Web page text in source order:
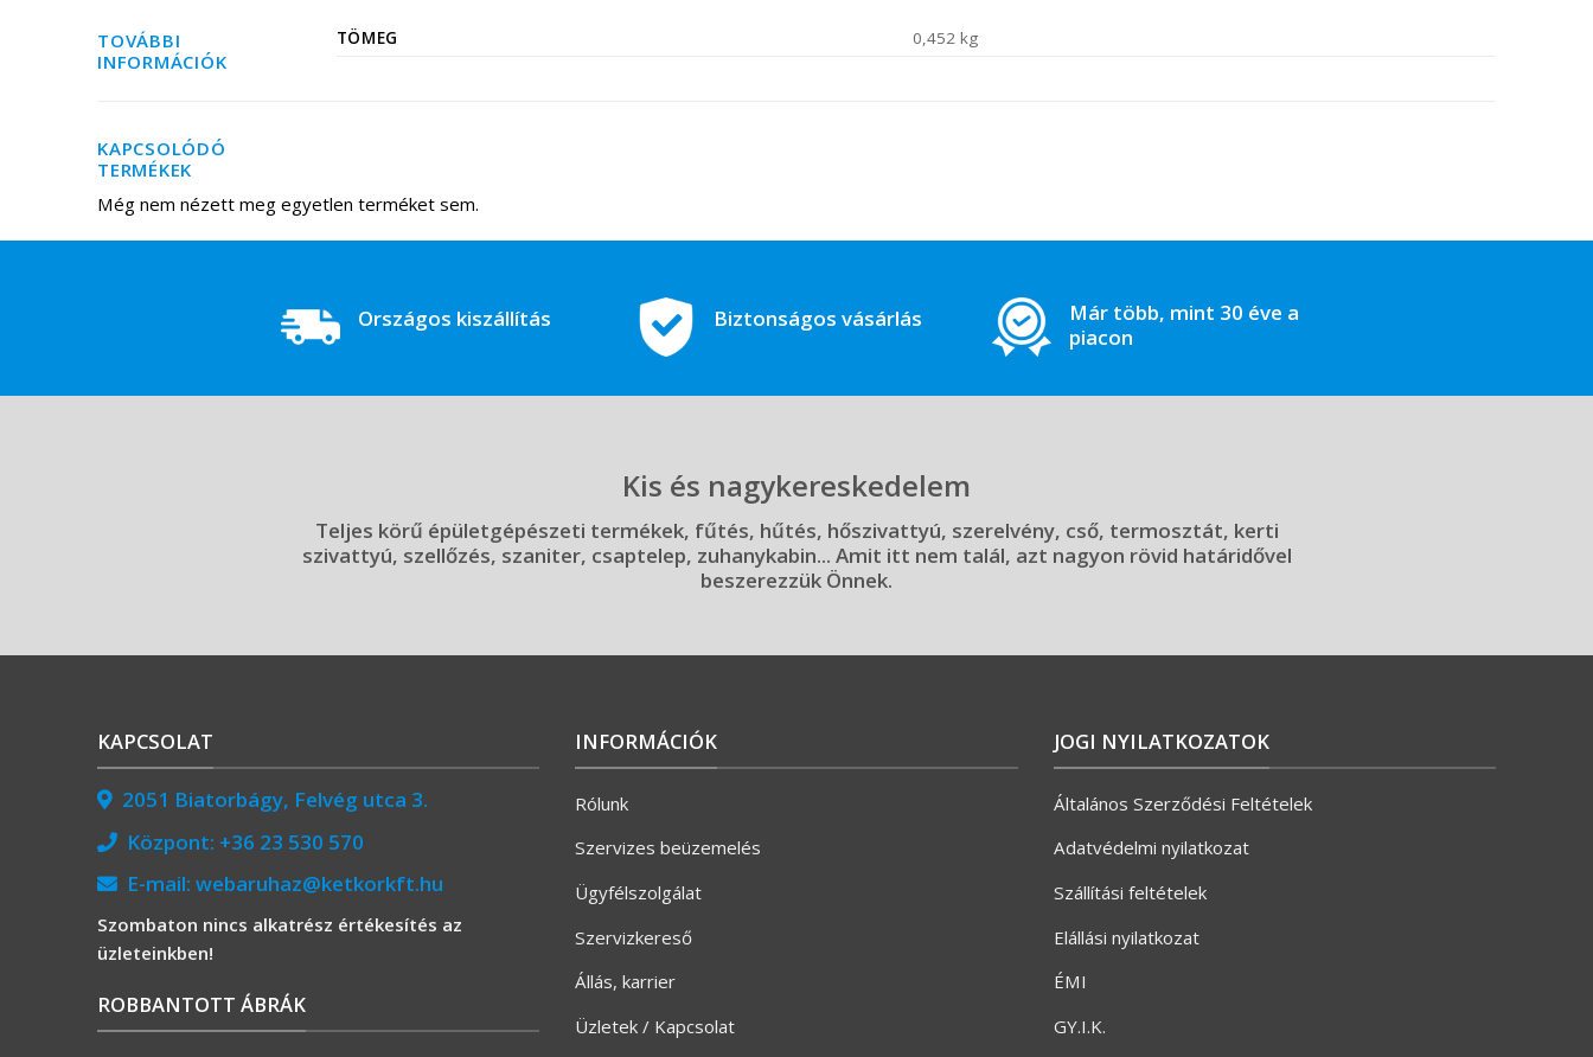
TOVÁBBI
INFORMÁCIÓK
TÖMEG 0,452 kg
KAPCSOLÓDÓ
TERMÉKEK
Még nem nézett meg egyetlen terméket sem.
Országos kiszállítás Biztonságos vásárlás
Már több, mint 30 éve a
piacon
Kis és nagykereskedelem
Teljes körű épületgépészeti termékek, fűtés, hűtés, hőszivattyú, szerelvény, cső, termosztát, kerti
szivattyú, szellőzés, szaniter, csaptelep, zuhanykabin... Amit itt nem talál, azt nagyon rövid határidővel
beszerezzük Önnek.
KAPCSOLAT
2051 Biatorbágy, Felvég utca 3.
Központ: +36 23 530 570
E-mail: webaruhaz@ketkorkft.hu
Szombaton nincs alkatrész értékesítés az
üzleteinkben!
ROBBANTOTT ÁBRÁK
INFORMÁCIÓK
Rólunk
Szervizes beüzemelés
Ügyfélszolgálat
Szervizkereső
Állás, karrier
Üzletek / Kapcsolat
JOGI NYILATKOZATOK
Általános Szerződési Feltételek
Adatvédelmi nyilatkozat
Szállítási feltételek
Elállási nyilatkozat
ÉMI
GY.I.K.